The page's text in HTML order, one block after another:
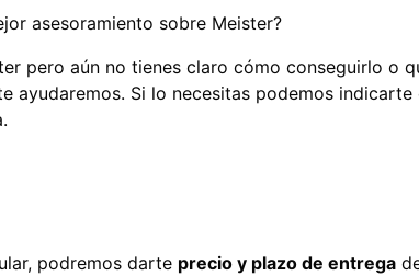
asesoramiento sobre Meister?
pero aún no tienes claro cómo conseguirlo o
ayudaremos. Si lo necesitas podemos
podremos darte precio y plazo de entrega